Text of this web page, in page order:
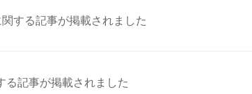
する記事が掲載されました
る記事が掲載されました